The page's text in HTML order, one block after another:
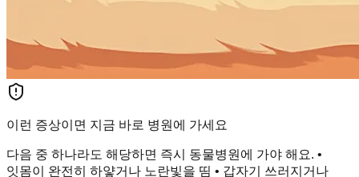
이런 증상이면 지금 바로 병원에 가세요
다음 중 하나라도 해당하면 즉시 동물병원에 가야 해요. •
잇몸이 완전히 하얗거나 노란빛을 띰 • 갑자기 쓰러지거나